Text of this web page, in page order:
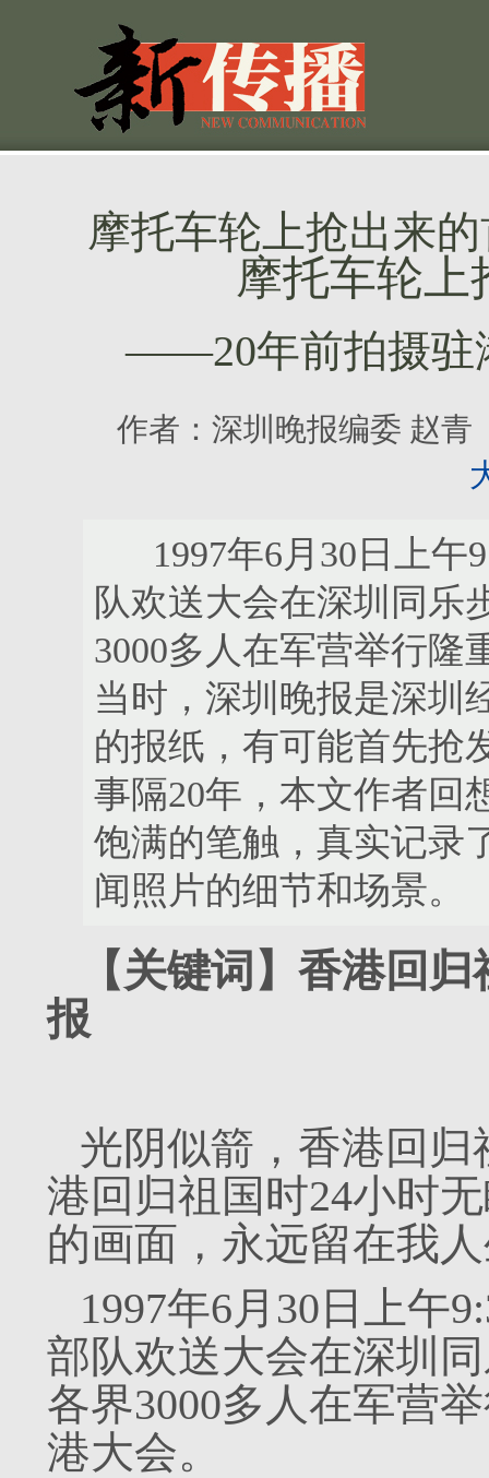
摩托车轮上抢出来
摩托车轮上
——20年前拍摄驻
作者： 深圳晚报编委 赵青
1997年6月30日上午
队欢送大会在深圳同乐
3000多人在军营举行隆
当时，深圳晚报是深圳
的报纸，有可能首先抢
事隔20年，本文作者回
饱满的笔触，真实记录
闻照片的细节和场景。
【关键词】香港回
报
光阴似箭，香港回归
港回归祖国时24小时
的画面，永远留在我
1997年6月30日上午
部队欢送大会在深圳
各界3000多人在军营
港大会。